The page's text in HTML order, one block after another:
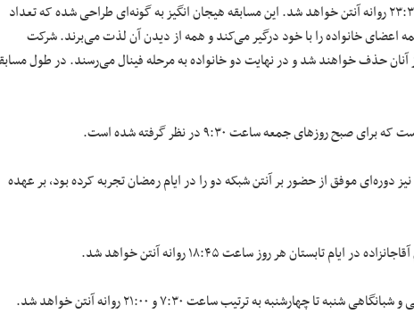
یکشنبه و دوشنبه ساعت ۲۳:۳۰ روانه آنتن خواهد شد. این مسابقه هیجان انگیز به گونه‌ای طراحی شده که تعداد
اعضای خانواده را با خود درگیر می‌کند و همه از دیدن آن لذت می‌برند. شرکت
که در هر قسمت یکی از آنان حذف خواهند شد و در نهایت دو خانواده به مرحله فینال می‌رسند. در طول
جمعه ساعت ۹:۳۰ در نظر گرفته شده است.
دوره‌ای موفق از حضور بر آنتن شبکه دو را در ایام رمضان تجربه کرده بود، بر عهده
هر روز ساعت ۱۸:۴۵ روانه آنتن خواهد شد.
به ترتیب ساعت ۷:۳۰ و ۲۱:۰۰ روانه آنتن خواهد شد.